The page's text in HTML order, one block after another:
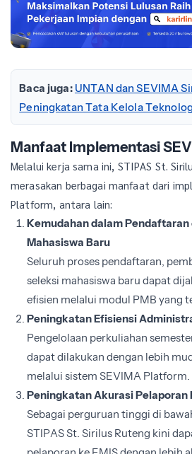
Baca juga: UNTAN dan SEVIMA
Peningkatan Tata Kelola
Manfaat Implementasi
Melalui kerja sama ini, STIPAS St.
merasakan berbagai manfaat dari
Platform, antara lain:
Kemudahan dalam Pendaftaran
Mahasiswa Baru
Seluruh proses pendaftaran,
seleksi mahasiswa baru dapat
efisien melalui modul PMB yang
Peningkatan Efisiensi
Pengelolaan perkuliahan
dapat dilakukan dengan lebih
melalui sistem SEVIMA Platform.
Peningkatan Akurasi Pelaporan
Sebagai perguruan tinggi di
STIPAS St. Sirilus Ruteng kini